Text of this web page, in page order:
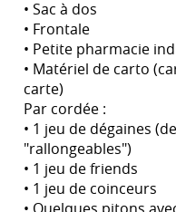
• Sac à dos
• Frontale
• Petite pharmacie
• Matériel de carto
carte)
Par cordée :
• 1 jeu de dégaines
"rallongeables")
• 1 jeu de friends
• 1 jeu de coinceurs